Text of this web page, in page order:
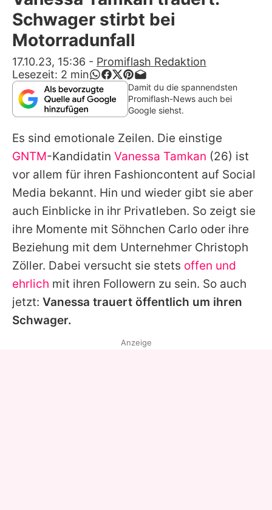
Alle Themen auf Promiflash
Jobs
App runterladen
Team
Redaktionelle Richtlinien
Impressum
Datenschutzerklärung
Nutzungsbedingungen
Utiq verwalten
Schwager stirbt bei
Motorradunfall
17.10.23, 15:36 - Promiflash Redaktion
Lesezeit: 2 min
Damit du die spannendsten
Promiflash-News auch bei
Google siehst.
Es sind emotionale Zeilen. Die einstige
GNTM-Kandidatin Vanessa Tamkan (26) ist
vor allem für ihren Fashioncontent auf Social
Media bekannt. Hin und wieder gibt sie aber
auch Einblicke in ihr Privatleben. So zeigt sie
ihre Momente mit Söhnchen Carlo oder ihre
Beziehung mit dem Unternehmer Christoph
Zöller. Dabei versucht sie stets offen und
ehrlich mit ihren Followern zu sein. So auch
jetzt: Vanessa trauert öffentlich um ihren
Schwager.
Anzeige